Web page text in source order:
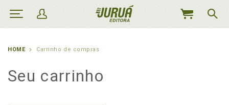
MEU
HOME Carrinho de compras
Seu carrinho